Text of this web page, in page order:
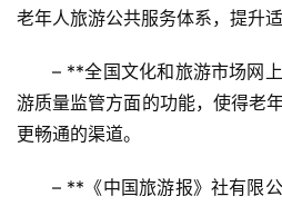
老年人旅游公共服务体系，提升
– **全国文化和旅游市场网
游质量监管方面的功能，使得老
更畅通的渠道。
– **《中国旅游报》社有限